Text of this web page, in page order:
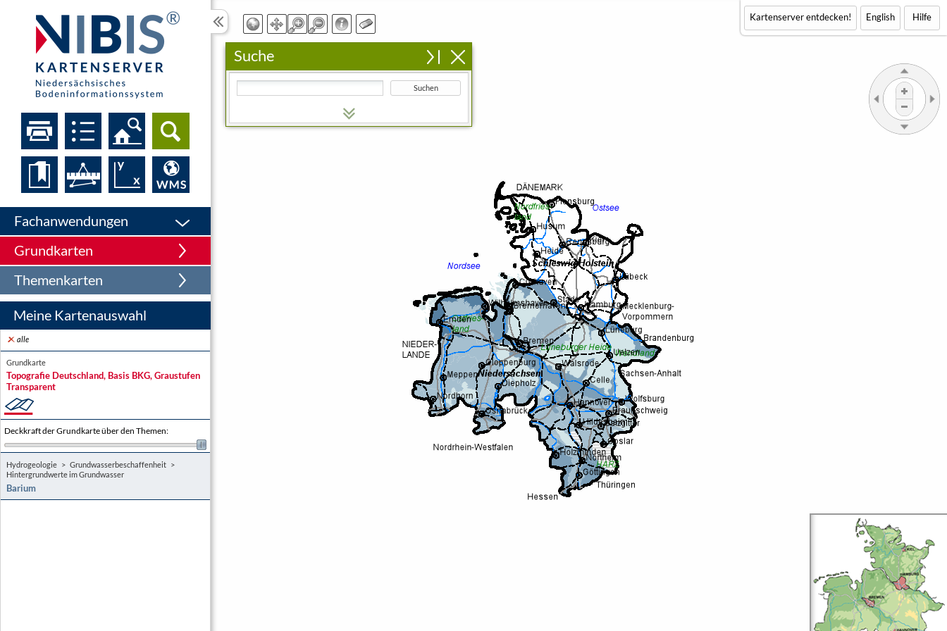
Fachanwendungen
Grundkarten
Themenkarten
Meine Kartenauswahl
alle
Grundkarte
Topografie Deutschland, Basis BKG, Graustufen
Transparent
Deckkraft der Grundkarte über den Themen:
Hydrogeologie
Grundwasserbeschaffenheit
Hintergrundwerte im Grundwasser
Barium
Kartenserver entdecken! English Hilfe
Suche
Suchen